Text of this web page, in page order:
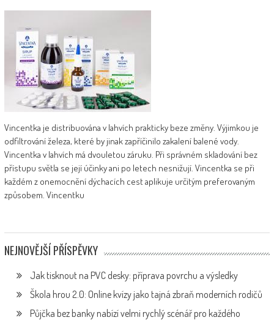
Vincentka je distribuována v lahvích prakticky beze změny. Výjimkou je
odfiltrování železa, které by jinak zapříčinilo zakalení balené vody.
Vincentka v lahvích má dvouletou záruku. Při správném skladování bez
přístupu světla se její účinky ani po letech nesnižují. Vincentka se při
každém z onemocnění dýchacích cest aplikuje určitým preferovaným
způsobem. Vincentku
NEJNOVĚJŠÍ PŘÍSPĚVKY
Jak tisknout na PVC desky: příprava povrchu a výsledky
Škola hrou 2.0: Online kvízy jako tajná zbraň moderních rodičů
Půjčka bez banky nabízí velmi rychlý scénář pro každého